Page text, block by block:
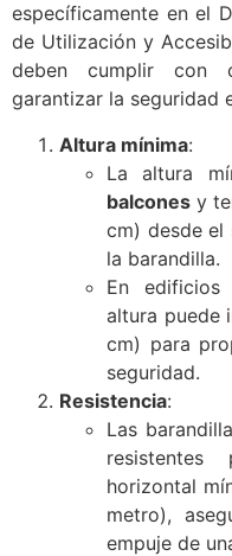
específicamente en el
de Utilización y
deben cumplir con
garantizar la seguridad
Altura mínima:
La altura
balcones y
cm) desde el
la barandilla.
En edificios
altura puede
cm) para
seguridad.
Resistencia:
Las
horizontal
metro),
empuje de